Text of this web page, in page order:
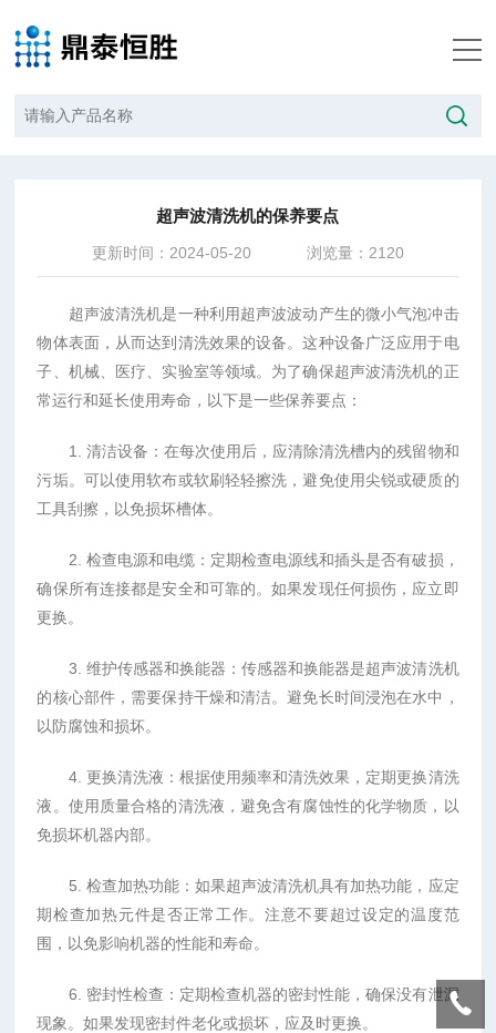
超声波清洗机的保养要点
更新时间：2024-05-20 浏览量：2120
超声波清洗机是一种利用超声波波动产生的微小气泡冲击
物体表面，从而达到清洗效果的设备。这种设备广泛应用于电
子、机械、医疗、实验室等领域。为了确保超声波清洗机的正
常运行和延长使用寿命，以下是一些保养要点：
1. 清洁设备：在每次使用后，应清除清洗槽内的残留物和
污垢。可以使用软布或软刷轻轻擦洗，避免使用尖锐或硬质的
工具刮擦，以免损坏槽体。
2. 检查电源和电缆：定期检查电源线和插头是否有破损，
确保所有连接都是安全和可靠的。如果发现任何损伤，应立即
更换。
3. 维护传感器和换能器：传感器和换能器是超声波清洗机
的核心部件，需要保持干燥和清洁。避免长时间浸泡在水中，
以防腐蚀和损坏。
4. 更换清洗液：根据使用频率和清洗效果，定期更换清洗
液。使用质量合格的清洗液，避免含有腐蚀性的化学物质，以
免损坏机器内部。
5. 检查加热功能：如果超声波清洗机具有加热功能，应定
期检查加热元件是否正常工作。注意不要超过设定的温度范
围，以免影响机器的性能和寿命。
6. 密封性检查：定期检查机器的密封性能，确保没有泄漏
现象。如果发现密封件老化或损坏，应及时更换。